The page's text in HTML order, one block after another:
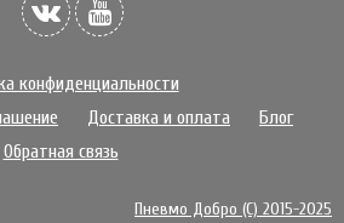
конфиденциальности
Доставка и оплата
Блог
Обратная связь
Пневмо Добро (С) 2015-2025